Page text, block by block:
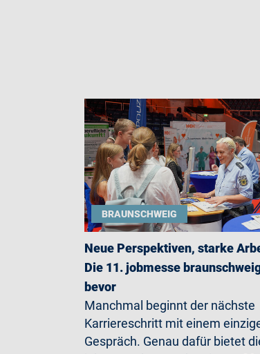
BRAUNSCHWEIG
Neue Perspektiven, starke
Die 11. jobmesse
bevor
Manchmal beginnt der nächste
Karriereschritt mit einem
Gespräch. Genau dafür bietet